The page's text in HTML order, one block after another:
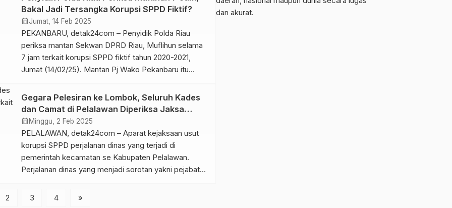
6 Februari 2025. Baca juga : Jaksa ‘Obok-obok’
Kantor Disdikbud Rohil, Bidik Korupsi Proyek 40 […]
Bakal Jadi Tersangka Korupsi SPPD Fiktif?
calendar_monthJumat, 14 Feb 2025
PEKANBARU, detak24com – Penyidik Polda Riau
periksa mantan Sekwan DPRD Riau, Muflihun selama
7 jam terkait korupsi SPPD fiktif tahun 2020-2021,
Jumat (14/02/25). Mantan Pj Wako Pekanbaru itu
18.45 WIB. Dimana ini merupakan pemeriksaan
lanjutan sebelumnya. “Kami hari ini dipanggil dalam
rangka saksi dalam tindak […]
Gegara Pelesiran ke Lombok, Seluruh Kades
dan Camat di Pelalawan Diperiksa Jaksa
Terkait Korupsi SPPD Fiktif
calendar_month Minggu, 2 Feb 2025
PELALAWAN, detak24com – Aparat kejaksaan usut
korupsi SPPD perjalanan dinas yang terjadi di
pemerintah kecamatan se Kabupaten Pelalawan.
Perjalanan dinas yang menjadi sorotan yakni pejabat
pelesiran ke Lombok pada akhir tahun 2024 silam.
2 3 4 »
dan akurat.